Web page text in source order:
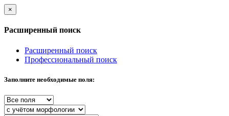
×
Расширенный поиск
Расширенный поиск
Профессиональный поиск
Заполните необходимые поля: